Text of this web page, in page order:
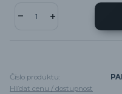
Číslo produktu:
Hlídat cenu / dostupnost